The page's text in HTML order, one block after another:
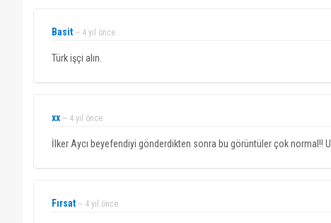
Basit ~ 4 yıl önce
Türk işçi alın.
xx ~ 4 yıl önce
İlker Aycı beyefendiyi gönderdikten sonra bu görüntüler çok normal!!
Fırsat ~ 4 yıl önce